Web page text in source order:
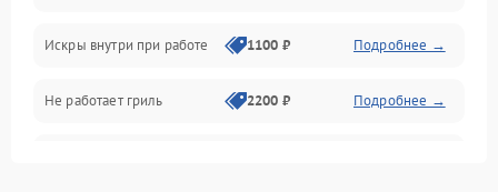
Программное обеспечение
Искры внутри при работе 1100 ₽ Подробнее →
Не работает гриль 2200 ₽ Подробнее →